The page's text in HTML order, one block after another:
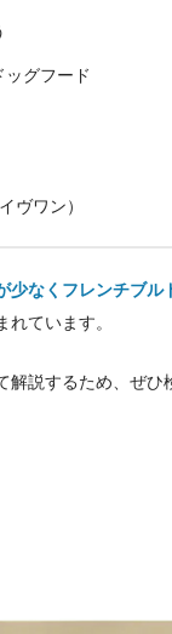
ッグフード
ヴワン）
少なくフレンチブル
れています。
解説するため、ぜひ